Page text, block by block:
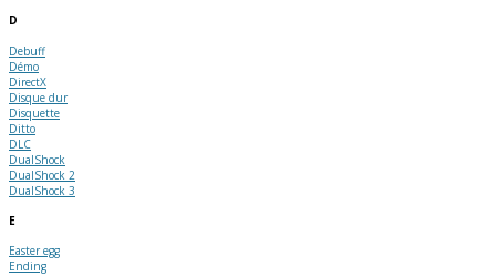
D
Debuff
Démo
DirectX
Disque dur
Disquette
Ditto
DLC
DualShock
DualShock 2
DualShock 3
E
Easter egg
Ending